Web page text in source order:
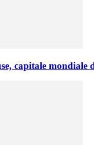
capitale mondiale